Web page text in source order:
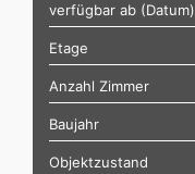
verfügbar ab (Datum)
Etage
Anzahl Zimmer
Baujahr
Objektzustand